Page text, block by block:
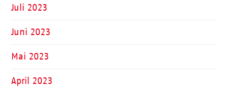
Juli 2023
Juni 2023
Mai 2023
April 2023